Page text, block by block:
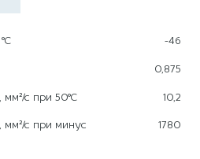
-46
0,875
мм²/с при 50°С 10,2
мм²/с при минус
1780